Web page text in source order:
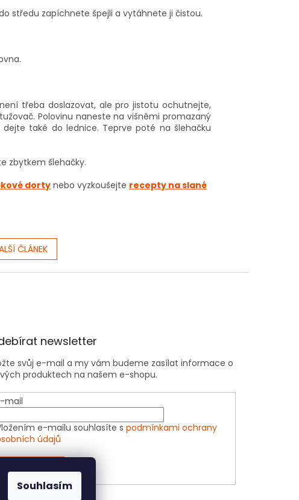
Souhlasím
středu zapíchnete špejli a vytáhnete ji čistou.
třeba doslazovat, ale pro jistotu ochutnejte,
Polovinu naneste na višněmi promazaný
také do lednice. Teprve poté na šlehačku
zbytkem šlehačky.
dorty nebo vyzkoušejte recepty na slané
ČLÁNEK
newsletter
svůj e-mail a my vám budeme zasílat informace o
produktech na našem e-shopu.
mail
e-mailu souhlasíte spodmínkami ochrany
údajů